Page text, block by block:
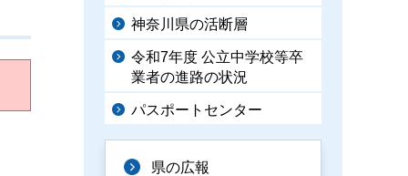
神奈川県の活断層
令和7年度 公立中学校等卒
業者の進路の状況
パスポートセンター
県の広報